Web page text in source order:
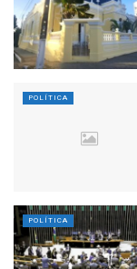
POLÍTICA
POLÍTICA